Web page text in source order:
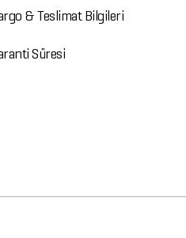
& Teslimat Bilgileri
Süresi